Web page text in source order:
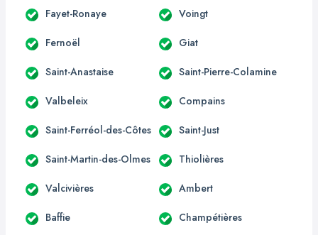
Fayet-Ronaye Voingt
Fernoël Giat
Saint-Anastaise Saint-Pierre-Colamine
Valbeleix Compains
Saint-Ferréol-des-Côtes Saint-Just
Saint-Martin-des-Olmes Thiolières
Valcivières Ambert
Baffie Champétières